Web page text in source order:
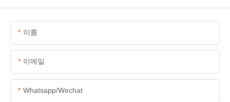
이름
이메일
Whatsapp/wechat